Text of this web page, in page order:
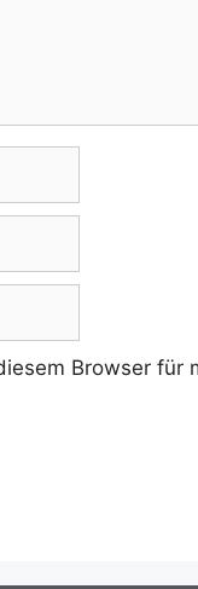
Browser für